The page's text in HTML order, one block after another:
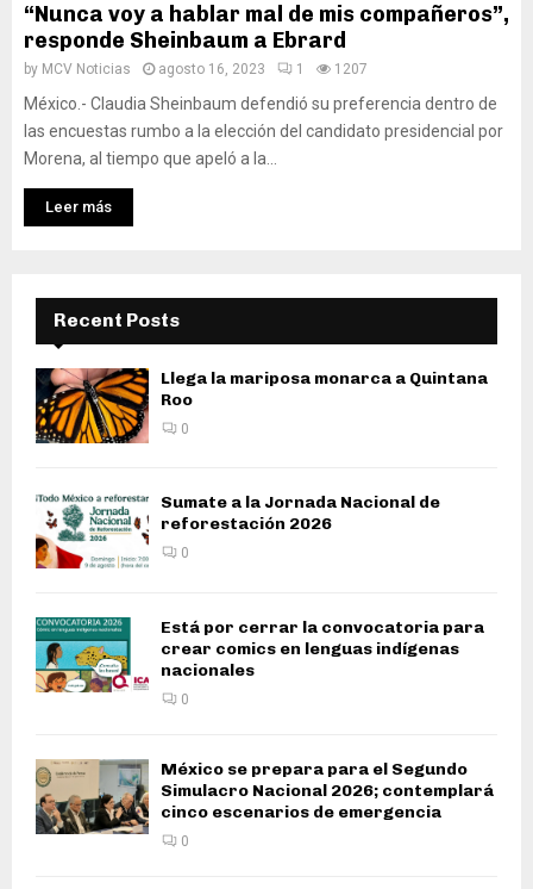
“Nunca voy a hablar mal de mis compañeros”,
responde Sheinbaum a Ebrard
by MCV Noticias agosto 16, 2023 1 1207
México.- Claudia Sheinbaum defendió su preferencia dentro de
las encuestas rumbo a la elección del candidato presidencial por
Morena, al tiempo que apeló a la...
Leer más
Recent Posts
Llega la mariposa monarca a Quintana
Roo
0
Sumate a la Jornada Nacional de
reforestación 2026
0
Está por cerrar la convocatoria para
crear comics en lenguas indígenas
nacionales
0
México se prepara para el Segundo
Simulacro Nacional 2026; contemplará
cinco escenarios de emergencia
0